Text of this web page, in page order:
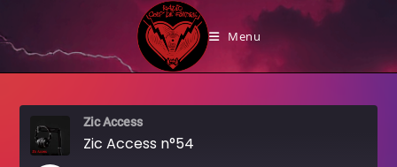
to
content
Menu
Zic Access n°54
Zic Access
Zic Access n°54